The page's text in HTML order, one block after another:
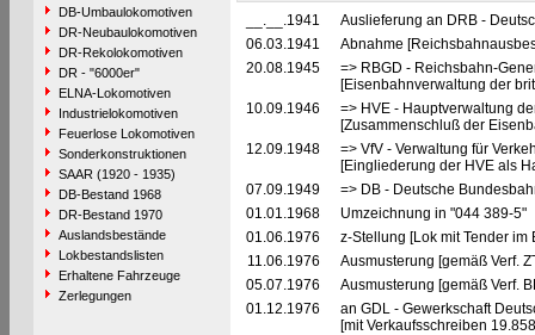
DB-Umbaulokomotiven
DR-Neubaulokomotiven
DR-Rekolokomotiven
DR - "6000er"
ELNA-Lokomotiven
Industrielokomotiven
Feuerlose Lokomotiven
Sonderkonstruktionen
SAAR (1920 - 1935)
DB-Bestand 1968
DR-Bestand 1970
Auslandsbestände
Lokbestandslisten
Erhaltene Fahrzeuge
Zerlegungen
__.__.1941
Auslieferung an DRB -
06.03.1941
Abnahme
20.08.1945
=> RBGD - Reichsbahn-
[Eisenbahnverwaltung der
10.09.1946
=> HVE - Hauptverwaltung
[Zusammenschluß der
12.09.1948
=> VfV - Verwaltung für
[Eingliederung der HVE als
07.09.1949
=> DB - Deutsche
01.01.1968
Umzeichnung in "044 389-5"
01.06.1976
z-Stellung [Lok mit Tender im
11.06.1976
Ausmusterung [gemäß Verf.
05.07.1976
Ausmusterung [gemäß Verf.
01.12.1976
an GDL - Gewerkschaft
[mit Verkaufsschreiben